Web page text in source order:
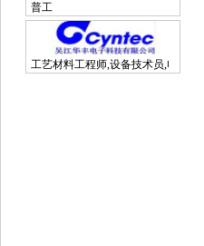
普工
工艺材料工程师,设备技术员,电子研